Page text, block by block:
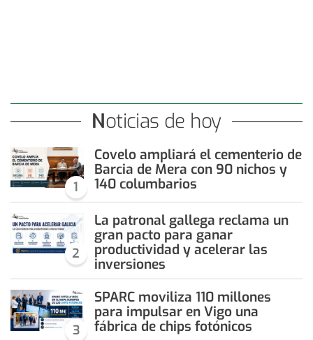
Noticias de hoy
1
Covelo ampliará el cementerio de
Barcia de Mera con 90 nichos y
140 columbarios
2
La patronal gallega reclama un
gran pacto para ganar
productividad y acelerar las
inversiones
3
SPARC moviliza 110 millones
para impulsar en Vigo una
fábrica de chips fotónicos